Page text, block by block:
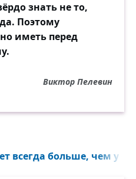
знать не то,
Поэтому
иметь перед
Виктор Пелевин
всегда больше, чем у